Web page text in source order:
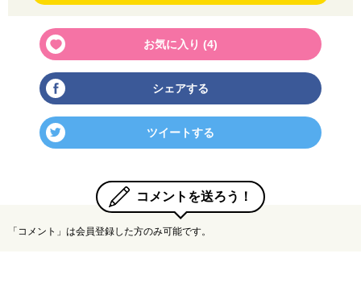
お気に入り (4)
シェアする
ツイートする
コメントを送ろう！
「コメント」は会員登録した方のみ可能です。